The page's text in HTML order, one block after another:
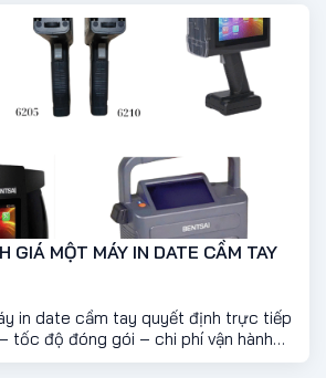
GIÁ MỘT MÁY IN DATE CẦM TAY
in date cầm tay quyết định trực tiếp
tốc độ đóng gói – chi phí vận hành
chiếc máy tốt không chỉ in đẹp mà